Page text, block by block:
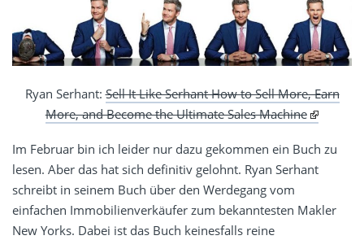
Ryan Serhant:Sell It Like Serhant How to Sell More, Earn
More, and Become the Ultimate Sales Machine
Im Februar bin ich leider nur dazu gekommen ein Buch zu
lesen. Aber das hat sich definitiv gelohnt. Ryan Serhant
schreibt in seinem Buch über den Werdegang vom
einfachen Immobilienverkäufer zum bekanntesten Makler
New Yorks. Dabei ist das Buch keinesfalls reine